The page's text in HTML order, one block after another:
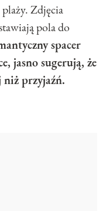
Zdjęcia
pola do
spacer
jasno sugerują, że
niż przyjaźń.